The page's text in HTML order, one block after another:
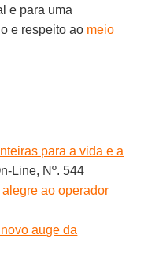
e para uma
e respeito ao meio
para a vida e a
Line, Nº. 544
ao operador
auge da